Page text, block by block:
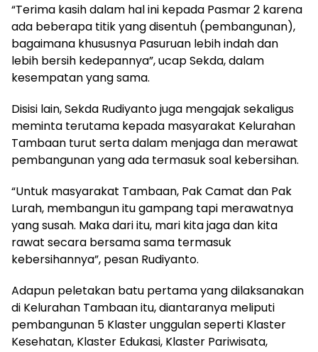
“Terima kasih dalam hal ini kepada Pasmar 2 karena
ada beberapa titik yang disentuh (pembangunan),
bagaimana khususnya Pasuruan lebih indah dan
lebih bersih kedepannya”, ucap Sekda, dalam
kesempatan yang sama.
Disisi lain, Sekda Rudiyanto juga mengajak sekaligus
meminta terutama kepada masyarakat Kelurahan
Tambaan turut serta dalam menjaga dan merawat
pembangunan yang ada termasuk soal kebersihan.
“Untuk masyarakat Tambaan, Pak Camat dan Pak
Lurah, membangun itu gampang tapi merawatnya
yang susah. Maka dari itu, mari kita jaga dan kita
rawat secara bersama sama termasuk
kebersihannya”, pesan Rudiyanto.
Adapun peletakan batu pertama yang dilaksanakan
di Kelurahan Tambaan itu, diantaranya meliputi
pembangunan 5 Klaster unggulan seperti Klaster
Kesehatan, Klaster Edukasi, Klaster Pariwisata,